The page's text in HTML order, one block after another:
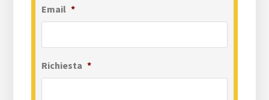
Email *
Richiesta *